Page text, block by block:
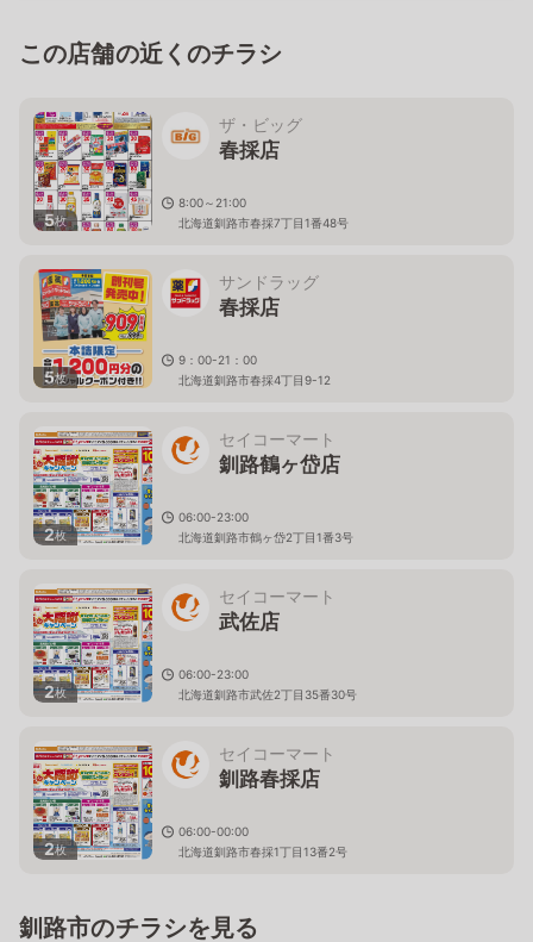
この店舗の近くのチラシ
5枚
ザ・ビッグ
春採店
8:00～21:00
北海道釧路市春採7丁目1番48号
5枚
サンドラッグ
春採店
9：00-21：00
北海道釧路市春採4丁目9-12
2枚
セイコーマート
釧路鶴ヶ岱店
06:00-23:00
北海道釧路市鶴ヶ岱2丁目1番3号
2枚
セイコーマート
武佐店
06:00-23:00
北海道釧路市武佐2丁目35番30号
2枚
セイコーマート
釧路春採店
06:00-00:00
北海道釧路市春採1丁目13番2号
釧路市のチラシを見る